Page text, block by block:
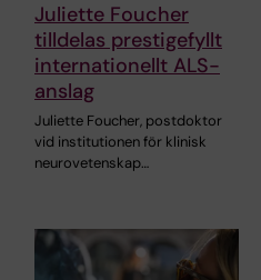
Juliette Foucher
tilldelas prestigefyllt
internationellt ALS-
anslag
Juliette Foucher, postdoktor
vid institutionen för klinisk
neurovetenskap…